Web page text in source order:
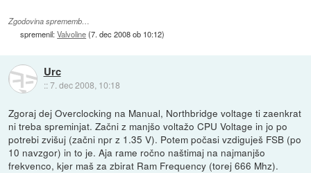
Zgodovina sprememb…
spremenil:Valvoline(7. dec 2008 ob 10:12)
Urc
::7. dec 2008, 10:18
Zgoraj dej Overclocking na Manual, Northbridge voltage ti zaenkrat
ni treba spreminjat. Začni z manjšo voltažo CPU Voltage in jo po
potrebi zvišuj (začni npr z 1.35 V). Potem počasi vzdiguješ FSB (po
10 navzgor) in to je. Aja rame ročno naštimaj na najmanjšo
frekvenco, kjer maš za zbirat Ram Frequency (torej 666 Mhz).